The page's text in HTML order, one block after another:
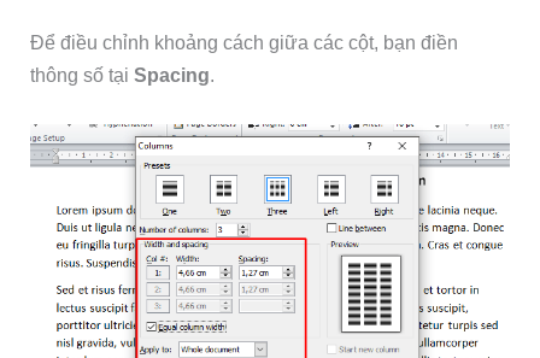
Để điều chỉnh khoảng cách giữa các cột, bạn điền
thông số tạiSpacing.